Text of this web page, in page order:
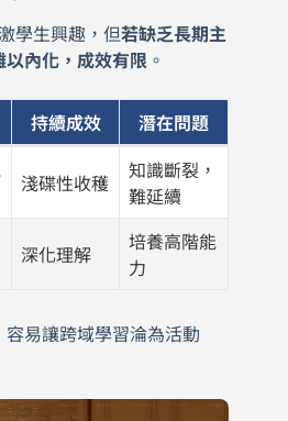
學生興趣，但若缺乏長期主
以內化，成效有限 。
持續成效 潛在問題
淺碟性收穫
知識斷裂，
難延續
深化理解
培養高階能
力
容易讓跨域學習淪為活動